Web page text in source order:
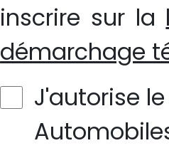
inscrire sur la
démarchage
J'autorise